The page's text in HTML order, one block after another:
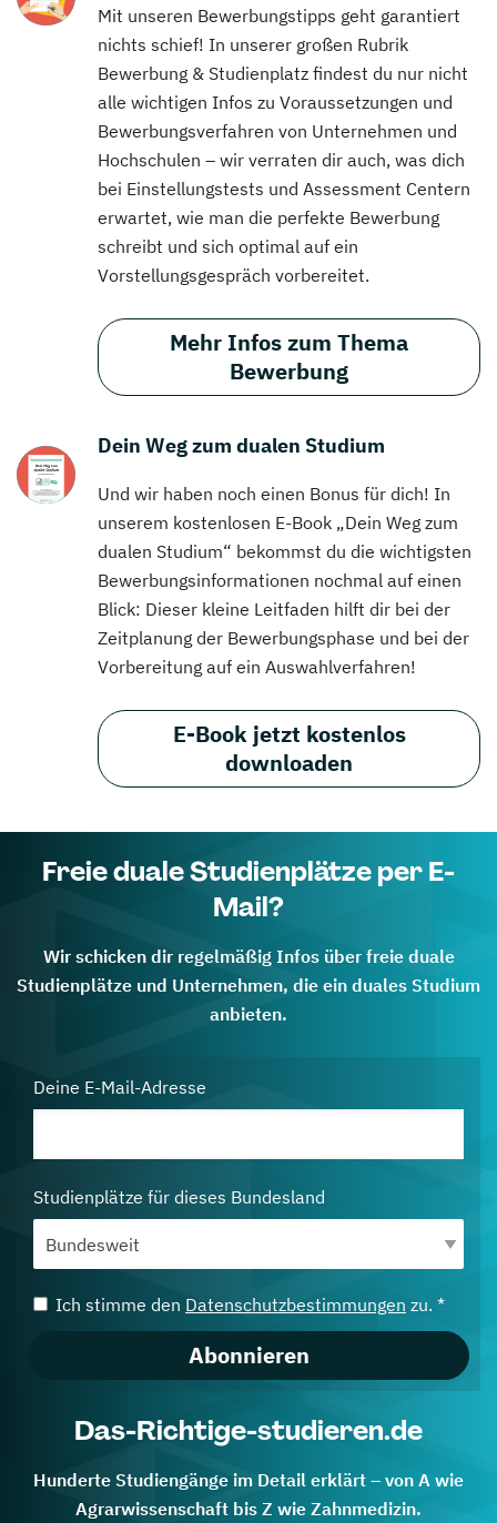
Mit unseren Bewerbungstipps geht garantiert
nichts schief! In unserer großen Rubrik
Bewerbung & Studienplatz findest du nur nicht
alle wichtigen Infos zu Voraussetzungen und
Bewerbungsverfahren von Unternehmen und
Hochschulen – wir verraten dir auch, was dich
bei Einstellungstests und Assessment Centern
erwartet, wie man die perfekte Bewerbung
schreibt und sich optimal auf ein
Vorstellungsgespräch vorbereitet.
Mehr Infos zum Thema
Bewerbung
Dein Weg zum dualen Studium
Und wir haben noch einen Bonus für dich! In
unserem kostenlosen E-Book „Dein Weg zum
dualen Studium“ bekommst du die wichtigsten
Bewerbungsinformationen nochmal auf einen
Blick: Dieser kleine Leitfaden hilft dir bei der
Zeitplanung der Bewerbungsphase und bei der
Vorbereitung auf ein Auswahlverfahren!
E-Book jetzt kostenlos
downloaden
Freie duale Studienplätze per E-
Mail?
Wir schicken dir regelmäßig Infos über freie duale
Studienplätze und Unternehmen, die ein duales Studium
anbieten.
Deine E-Mail-Adresse
Studienplätze für dieses Bundesland
Ich stimme den Datenschutzbestimmungen zu. *
Abonnieren
Das-Richtige-studieren.de
Hunderte Studiengänge im Detail erklärt – von A wie
Agrarwissenschaft bis Z wie Zahnmedizin.